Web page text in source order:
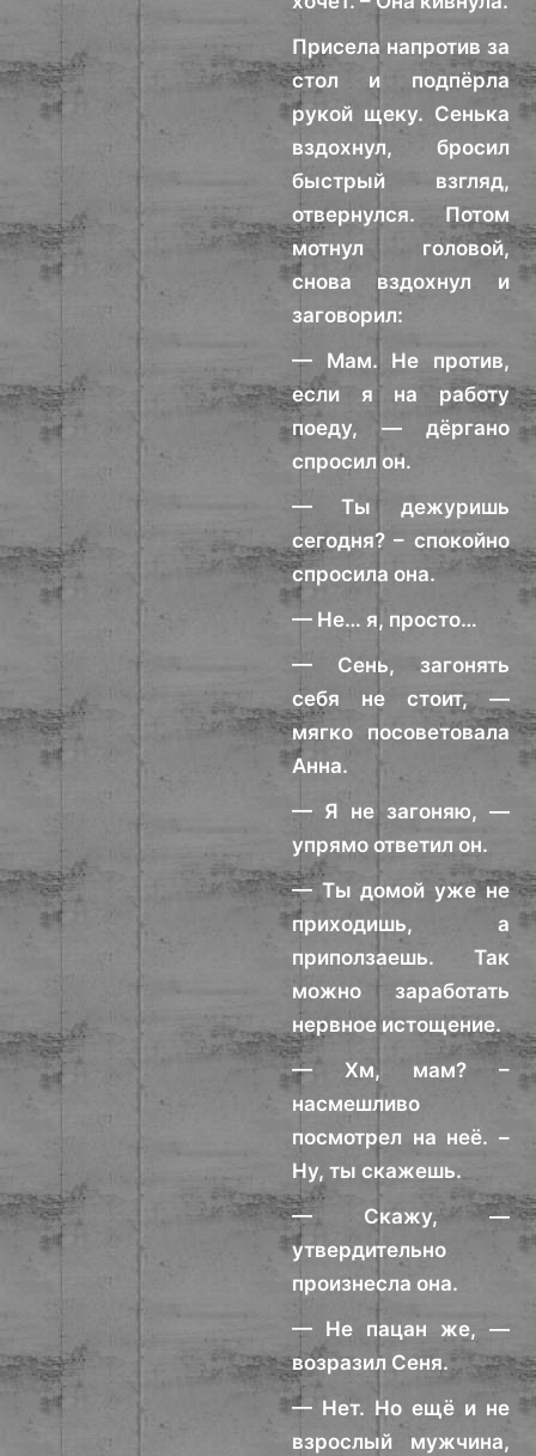
Присела напротив за
стол и подпёрла
рукой щеку. Сенька
вздохнул, бросил
быстрый взгляд,
отвернулся. Потом
мотнул головой,
снова вздохнул и
заговорил:
— Мам. Не против,
если я на работу
поеду, — дёргано
спросил он.
— Ты дежуришь
сегодня? – спокойно
спросила она.
— Не… я, просто…
— Сень, загонять
себя не стоит, —
мягко посоветовала
Анна.
— Я не загоняю, —
упрямо ответил он.
— Ты домой уже не
приходишь, а
приползаешь. Так
можно заработать
нервное истощение.
— Хм, мам? –
насмешливо
посмотрел на неё. –
Ну, ты скажешь.
— Скажу, —
утвердительно
произнесла она.
— Не пацан же, —
возразил Сеня.
— Нет. Но ещё и не
взрослый мужчина,